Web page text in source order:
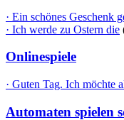
· Ein schönes Geschenk
· Ich werde zu Ostern die
Onlinespiele
· Guten Tag. Ich möchte
Automaten spielen